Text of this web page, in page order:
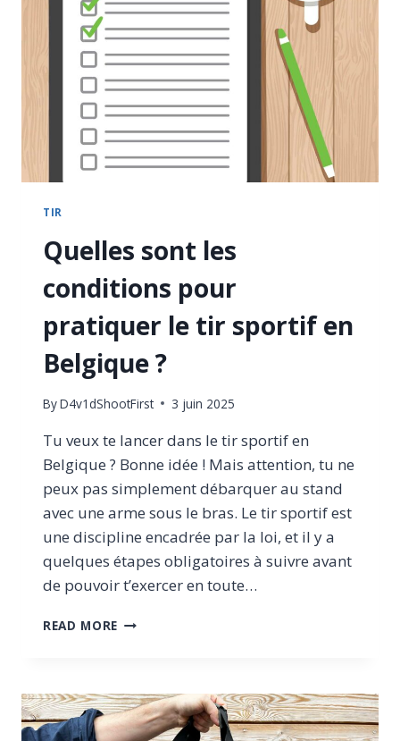
TIR
Quelles sont les
conditions pour
pratiquer le tir sportif en
Belgique ?
ByD4v1dShootFirst 3 juin 2025
Tu veux te lancer dans le tir sportif en
Belgique ? Bonne idée ! Mais attention, tu ne
peux pas simplement débarquer au stand
avec une arme sous le bras. Le tir sportif est
une discipline encadrée par la loi, et il y a
quelques étapes obligatoires à suivre avant
de pouvoir t’exercer en toute…
READ MORE QUELLES
POUR
PRATIQUER
LE